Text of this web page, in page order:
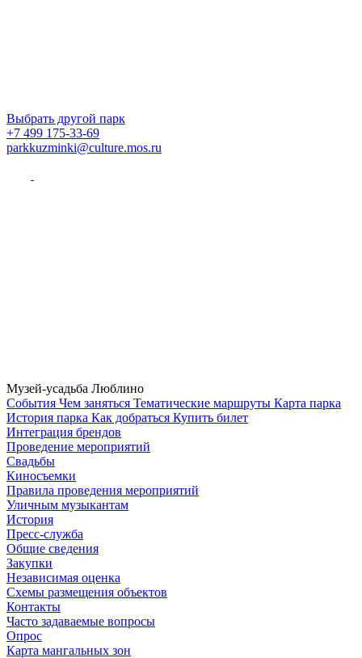
Выбрать другой парк
+7 499 175-33-69
parkkuzminki@culture.mos.ru
Музей-усадьба Люблино
Cобытия Чем заняться Тематические маршруты Карта парка
История парка Как добраться Купить билет
Интеграция брендов
Проведение мероприятий
Свадьбы
Киносъемки
Правила проведения мероприятий
Уличным музыкантам
История
Пресс-служба
Общие сведения
Закупки
Независимая оценка
Схемы размещения объектов
Контакты
Часто задаваемые вопросы
Опрос
Карта мангальных зон